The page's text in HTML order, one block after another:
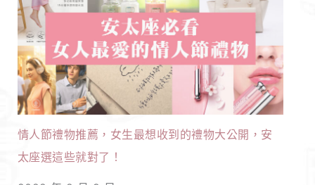
情人節禮物推薦，女生最想收到的禮物大公開，安
太座選這些就對了！